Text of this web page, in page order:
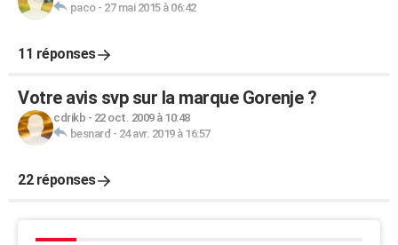
paco- 27 mai 2015 à 06:42
11 réponses
Votre avis svp sur la marque Gorenje ?
cdrikb - 22 oct. 2009 à 10:48
besnard - 24 avr. 2019 à 16:57
22 réponses